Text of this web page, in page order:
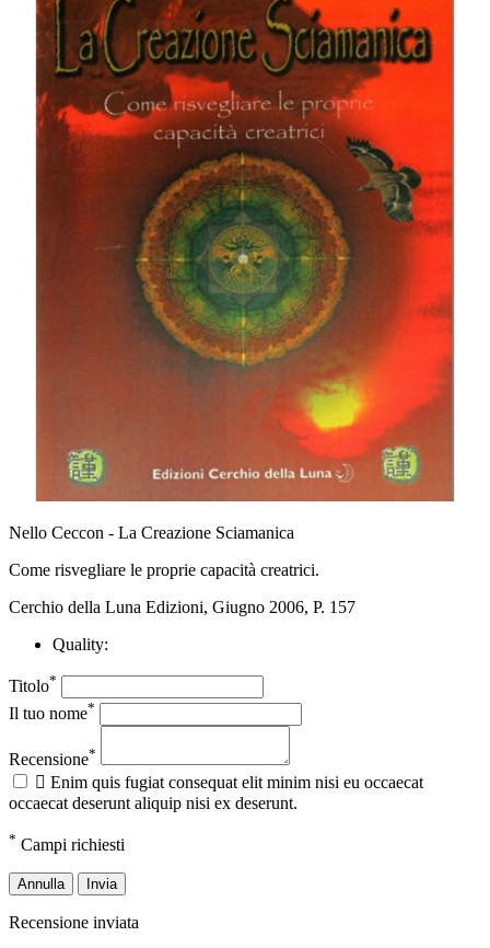
Nello Ceccon - La Creazione Sciamanica
Come risvegliare le proprie capacità creatrici.
Cerchio della Luna Edizioni, Giugno 2006, P. 157
Quality:
Titolo*
Il tuo nome*
Recensione*
 Enim quis fugiat consequat elit minim nisi eu occaecat
occaecat deserunt aliquip nisi ex deserunt.
* Campi richiesti
Annulla Invia
Recensione inviata